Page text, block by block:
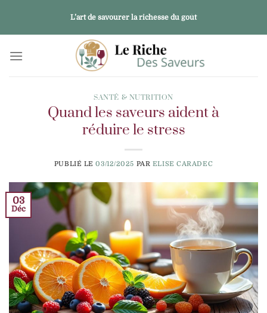
contenu
L’art de savourer la richesse du goût
SANTÉ & NUTRITION
Quand les saveurs aident à
réduire le stress
PUBLIÉ LE03/12/2025 PAR ELISE CARADEC
03
Déc